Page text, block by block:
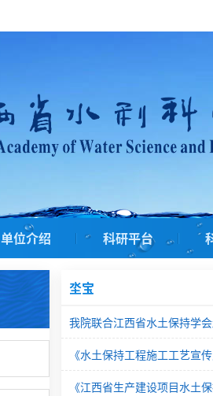
单位介绍 科研平台
坔宝
我院联合江西省水土保持学
《水土保持工程施工工艺宣
《江西省生产建设项目水土